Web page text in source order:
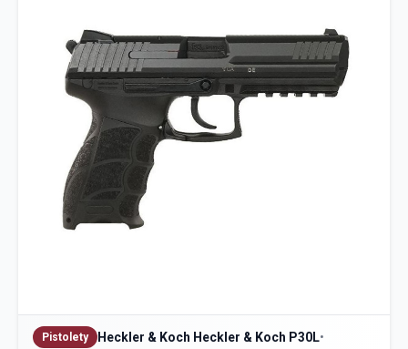
Pistolety Heckler & Koch Heckler & Koch P30L•